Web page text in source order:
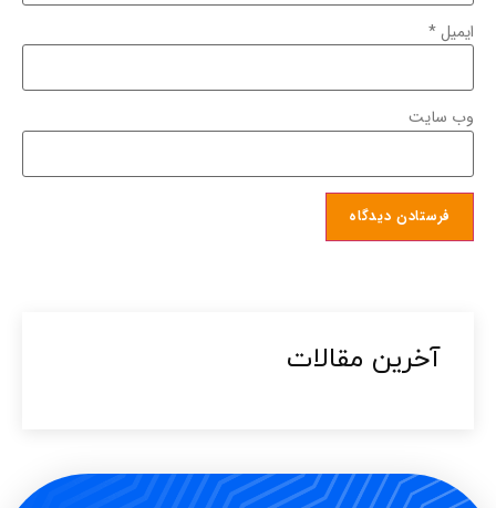
ایمیل*
وب‌ سایت
آخرین مقالات​